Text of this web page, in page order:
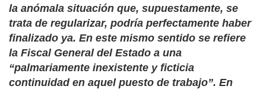
la anómala situación que, supuestamente, se
trata de regularizar, podría perfectamente haber
finalizado ya. En este mismo sentido se refiere
la Fiscal General del Estado a una
“palmariamente inexistente y ficticia
continuidad en aquel puesto de trabajo”. En